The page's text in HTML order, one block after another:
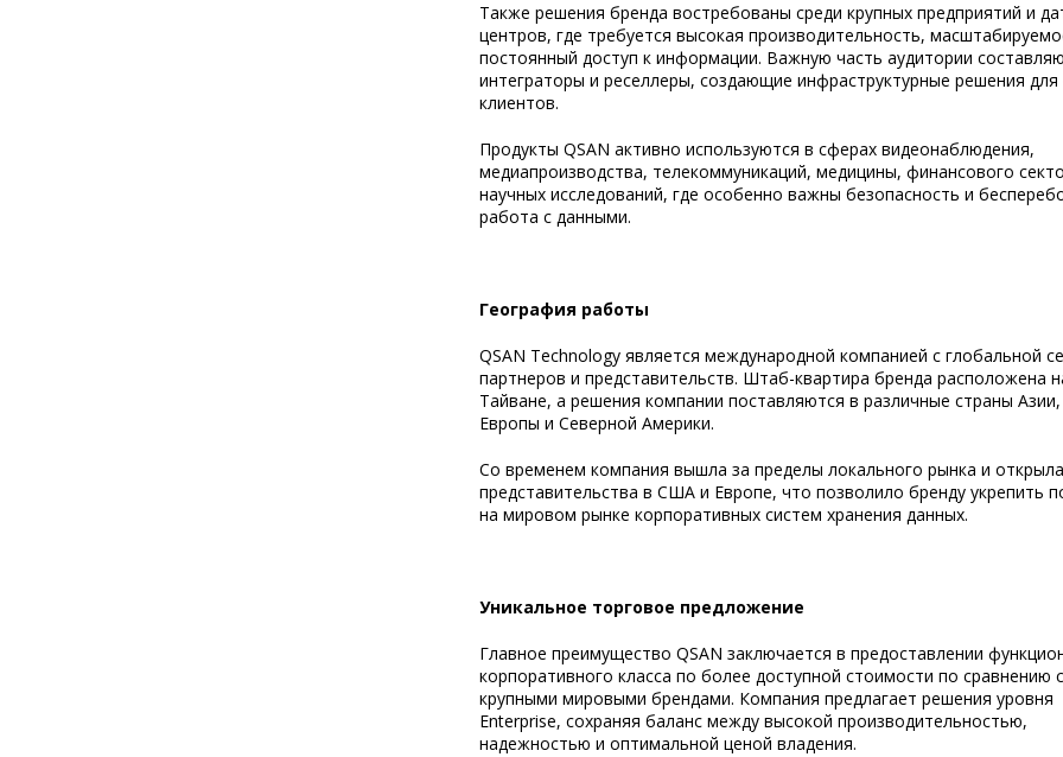
Также решения бренда востребованы среди крупных предприятий и
центров, где требуется высокая производительность,
постоянный доступ к информации. Важную часть аудитории
интеграторы и реселлеры, создающие инфраструктурные решения для
клиентов.
Продукты QSAN активно используются в сферах видеонаблюдения,
медиапроизводства, телекоммуникаций, медицины, финансового
научных исследований, где особенно важны безопасность и
работа с данными.
География работы
QSAN Technology является международной компанией с глобальной
партнеров и представительств. Штаб-квартира бренда расположена
Тайване, а решения компании поставляются в различные страны Азии,
Европы и Северной Америки.
Со временем компания вышла за пределы локального рынка и открыла
представительства в США и Европе, что позволило бренду укрепить
на мировом рынке корпоративных систем хранения данных.
Уникальное торговое предложение
Главное преимущество QSAN заключается в предоставлении
корпоративного класса по более доступной стоимости по сравнению с
крупными мировыми брендами. Компания предлагает решения уровня
Enterprise, сохраняя баланс между высокой производительностью,
надежностью и оптимальной ценой владения.